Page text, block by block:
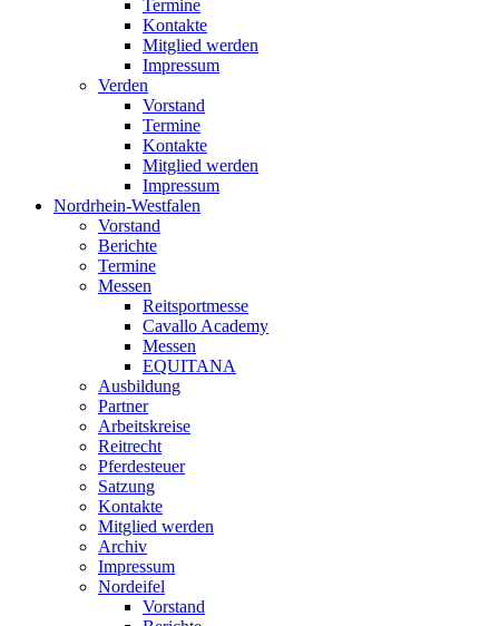
Termine
Kontakte
Mitglied werden
Impressum
Verden
Vorstand
Termine
Kontakte
Mitglied werden
Impressum
Nordrhein-Westfalen
Vorstand
Berichte
Termine
Messen
Reitsportmesse
Cavallo Academy
Messen
EQUITANA
Ausbildung
Partner
Arbeitskreise
Reitrecht
Pferdesteuer
Satzung
Kontakte
Mitglied werden
Archiv
Impressum
Nordeifel
Vorstand